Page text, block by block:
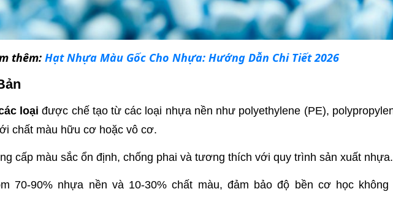
thêm: Hạt Nhựa Màu Gốc Cho Nhựa: Hướng Dẫn Chi Tiết 2026
loại được chế tạo từ các loại nhựa nền như polyethylene (PE),
chất màu hữu cơ hoặc vô cơ.
cấp màu sắc ổn định, chống phai và tương thích với quy trình sản xuất nhựa.
70-90% nhựa nền và 10-30% chất màu, đảm bảo độ bền cơ học không